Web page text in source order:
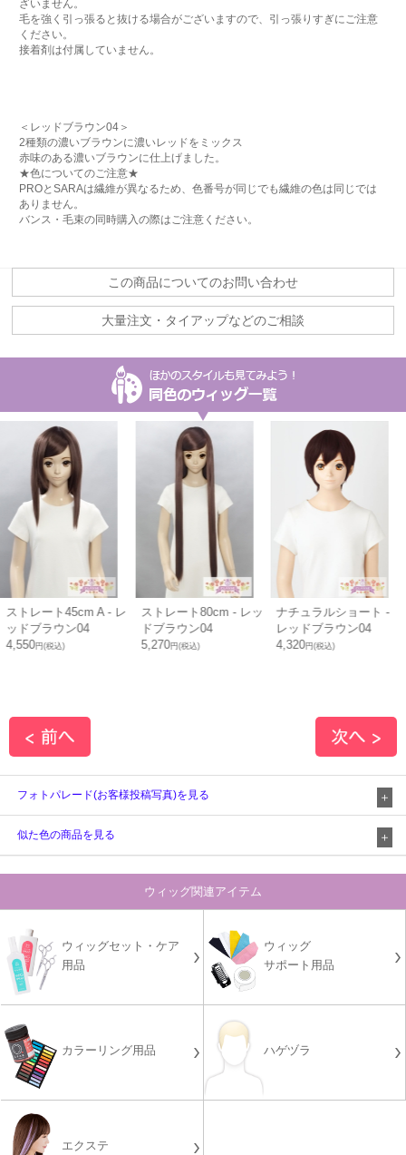
ざいません。
毛を強く引っ張ると抜ける場合がございますので、引っ張りすぎにご注意
ください。
接着剤は付属していません。
＜レッドブラウン04＞
2種類の濃いブラウンに濃いレッドをミックス
赤味のある濃いブラウンに仕上げました。
★色についてのご注意★
PROとSARAは繊維が異なるため、色番号が同じでも繊維の色は同じでは
ありません。
バンス・毛束の同時購入の際はご注意ください。
この商品についてのお問い合わせ
大量注文・タイアップなどのご相談
ストレート45cm A - レ
ッドブラウン04
4,550円(税込)
ストレート80cm - レッ
ドブラウン04
5,270円(税込)
ナチュラルショート -
レッドブラウン04
4,320円(税込)
フォトパレード(お客様投稿写真)を見る
似た色の商品を見る
ウィッグ関連アイテム
ウィッグセット・ケア
用品
ウィッグ
サポート用品
カラーリング用品 ハゲヅラ
エクステ